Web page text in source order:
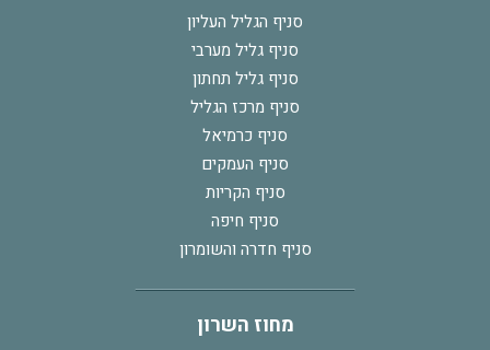
סניף הגליל העליון
סניף גליל מערבי
סניף גליל תחתון
סניף מרכז הגליל
סניף כרמיאל
סניף העמקים
סניף הקריות
סניף חיפה
סניף חדרה והשומרון
מחוז השרון